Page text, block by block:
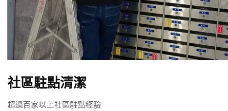
社區駐點清潔
超過百家以上社區駐點經驗